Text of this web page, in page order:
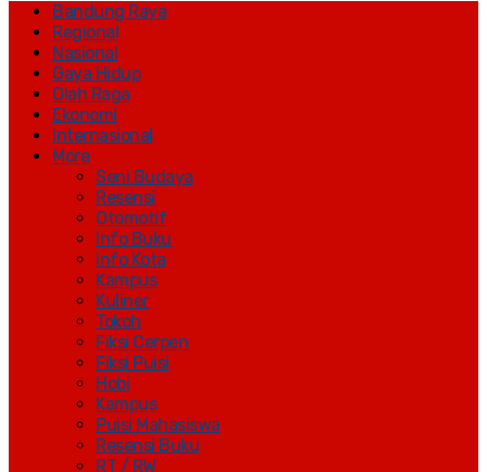
Bandung Raya
Regional
Nasional
Gaya Hidup
Olah Raga
Ekonomi
Internasional
More
Seni Budaya
Resensi
Otomotif
Info Buku
Info Kota
Kampus
Kuliner
Tokoh
Fiksi Cerpen
Fiksi Puisi
Hobi
Kampus
Puisi Mahasiswa
Resensi Buku
RT / RW